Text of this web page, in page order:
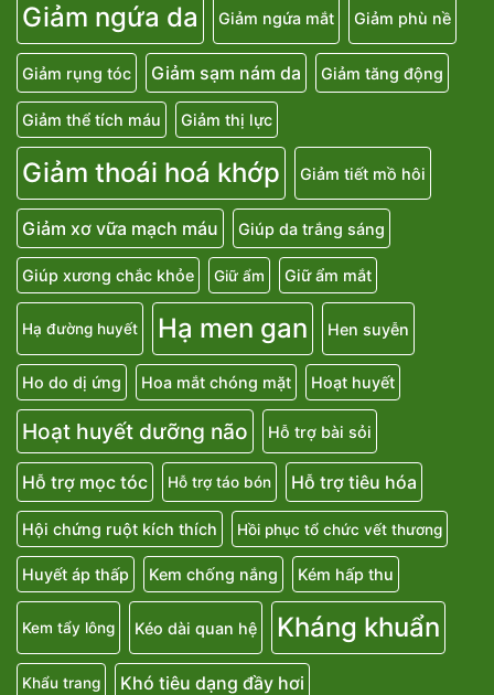
Giảm ngứa da Giảm ngứa mắt Giảm phù nề
Giảm rụng tóc Giảm sạm nám da Giảm tăng động
Giảm thể tích máu Giảm thị lực
Giảm thoái hoá khớp Giảm tiết mồ hôi
Giảm xơ vữa mạch máu Giúp da trắng sáng
Giúp xương chắc khỏe Giữ ẩm Giữ ẩm mắt
Hạ đường huyết Hạ men gan Hen suyễn
Ho do dị ứng Hoa mắt chóng mặt Hoạt huyết
Hoạt huyết dưỡng não Hỗ trợ bài sỏi
Hỗ trợ mọc tóc Hỗ trợ táo bón Hỗ trợ tiêu hóa
Hội chứng ruột kích thích Hồi phục tổ chức vết thương
Huyết áp thấp Kem chống nắng Kém hấp thu
Kem tẩy lông Kéo dài quan hệ Kháng khuẩn
Khẩu trang Khó tiêu dạng đầy hơi